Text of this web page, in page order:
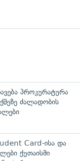
პროკურატურა
ძალადობის
Card-ისა და
ქუთაისში